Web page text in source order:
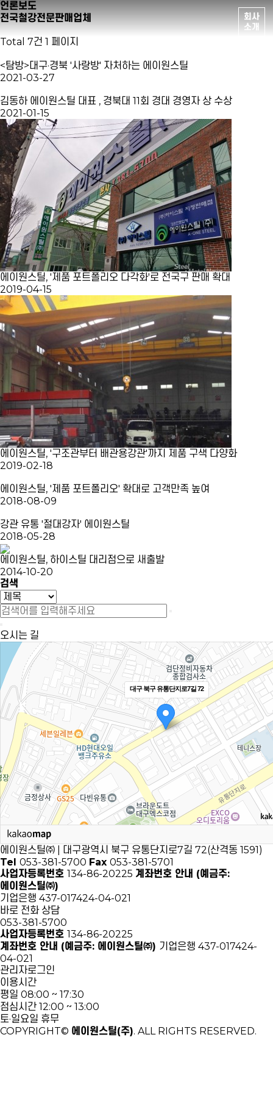
회사
소개
언론보도
전국철강전문판매업체
Total 7건 1 페이지
<탐방>대구·경북 '사랑방' 자처하는 에이원스틸
2021-03-27
김동하 에이원스틸 대표 , 경북대 11회 경대 경영자 상 수상
2021-01-15
에이원스틸, '제품 포트폴리오 다각화'로 전국구 판매 확대
2019-04-15
에이원스틸, '구조관부터 배관용강관'까지 제품 구색 다양화
2019-02-18
에이원스틸, '제품 포트폴리오' 확대로 고객만족 높여
2018-08-09
강관 유통 '절대강자' 에이원스틸
2018-05-28
에이원스틸, 하이스틸 대리점으로 새출발
2014-10-20
검색
오시는 길
대구 북구 유통단지로7길 72
에이원스틸㈜ | 대구광역시 북구 유통단지로7길 72(산격동 1591)
Tel 053-381-5700 Fax 053-381-5701
사업자등록번호 134-86-20225 계좌번호 안내 (예금주:
에이원스틸㈜)
기업은행 437-017424-04-021
바로 전화 상담
053-381-5700
사업자등록번호 134-86-20225
계좌번호 안내 (예금주: 에이원스틸㈜) 기업은행 437-017424-
04-021
관리자로그인
이용시간
평일 08:00 ~ 17:30
점심시간 12:00 ~ 13:00
토·일요일 휴무
COPYRIGHT© 에이원스틸(주). ALL RIGHTS RESERVED.